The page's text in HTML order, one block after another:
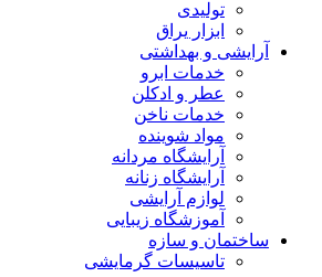
تولیدی
ابزار یراق
آرایشی و بهداشتی
خدمات ابرو
عطر و ادکلن
خدمات ناخن
مواد شوینده
آرایشگاه مردانه
آرایشگاه زنانه
لوازم آرایشی
آموزشگاه زیبایی
ساختمان و سازه
تاسیسات گرمایشی